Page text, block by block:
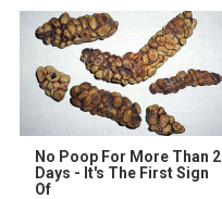
No Poop For More Than 2
Days - It's The First Sign
Of